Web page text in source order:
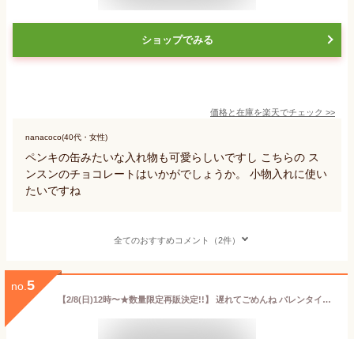
ショップでみる
価格と在庫を楽天でチェック >>
nanacoco(40代・女性)
ペンキの缶みたいな入れ物も可愛らしいですし こちらの ス
ンスンのチョコレートはいかがでしょうか。 小物入れに使い
たいですね
全てのおすすめコメント（2件）
no. 5
【2/8(日)12時〜★数量限定再販決定!!】 遅れてごめんね バレンタイン 2026 お菓子 チョコ チョコレート ギフト『パペットスンスン』フェイスポーチ【SN-4】おしゃれ かわいい お返し 誕生日プレゼント【VT】